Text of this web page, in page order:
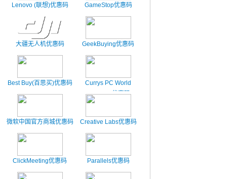
Lenovo (联想)优惠码 GameStop优惠码
大疆无人机优惠码 GeekBuying优惠码
Best Buy(百思买)优惠码
Currys PC World
Business优惠码
微软中国官方商城优惠码 Creative Labs优惠码
ClickMeeting优惠码 Parallels优惠码